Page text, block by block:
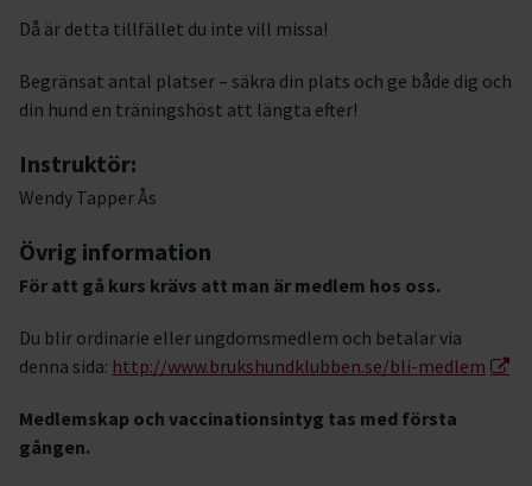
Då är detta tillfället du inte vill missa!
Begränsat antal platser – säkra din plats och ge både dig och
din hund en träningshöst att längta efter!
Instruktör:
Wendy Tapper Ås
Övrig information
För att gå kurs krävs att man är medlem hos oss.
Du blir ordinarie eller ungdomsmedlem och betalar via
denna sida: http://www.brukshundklubben.se/bli-medlem
Medlemskap och vaccinationsintyg tas med första
gången.